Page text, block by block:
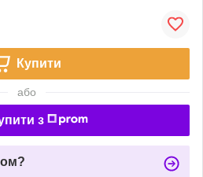
Купити
або
з